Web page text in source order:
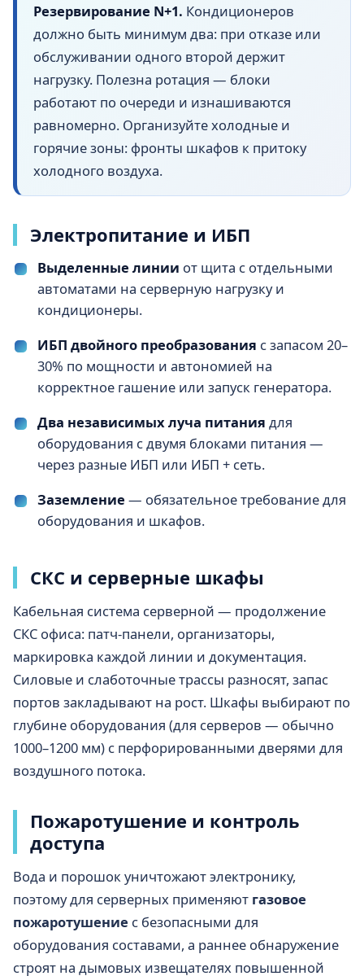
Резервирование N+1. Кондиционеров
должно быть минимум два: при отказе или
обслуживании одного второй держит
нагрузку. Полезна ротация — блоки
работают по очереди и изнашиваются
равномерно. Организуйте холодные и
горячие зоны: фронты шкафов к притоку
холодного воздуха.
Электропитание и ИБП
Выделенные линии от щита с отдельными
автоматами на серверную нагрузку и
кондиционеры.
ИБП двойного преобразования с запасом 20–
30% по мощности и автономией на
корректное гашение или запуск генератора.
Два независимых луча питания для
оборудования с двумя блоками питания —
через разные ИБП или ИБП + сеть.
Заземление — обязательное требование для
оборудования и шкафов.
СКС и серверные шкафы
Кабельная система серверной — продолжение
СКС офиса: патч-панели, организаторы,
маркировка каждой линии и документация.
Силовые и слаботочные трассы разносят, запас
портов закладывают на рост. Шкафы выбирают по
глубине оборудования (для серверов — обычно
1000–1200 мм) с перфорированными дверями для
воздушного потока.
Пожаротушение и контроль
доступа
Вода и порошок уничтожают электронику,
поэтому для серверных применяют газовое
пожаротушение с безопасными для
оборудования составами, а раннее обнаружение
строят на дымовых извещателях повышенной